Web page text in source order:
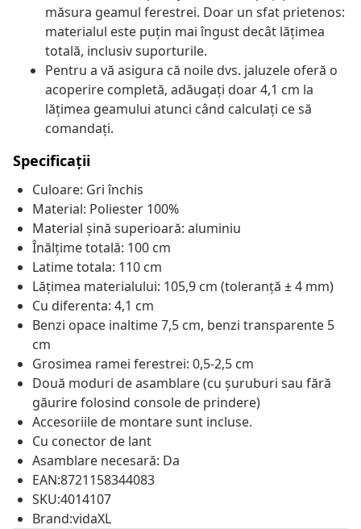
măsura geamul ferestrei. Doar un sfat prietenos:
materialul este puțin mai îngust decât lățimea
totală, inclusiv suporturile.
Pentru a vă asigura că noile dvs. jaluzele oferă o
acoperire completă, adăugați doar 4,1 cm la
lățimea geamului atunci când calculați ce să
comandați.
Specificații
Culoare: Gri închis
Material: Poliester 100%
Material șină superioară: aluminiu
Înălțime totală: 100 cm
Latime totala: 110 cm
Lățimea materialului: 105,9 cm (toleranță ± 4 mm)
Cu diferenta: 4,1 cm
Benzi opace inaltime 7,5 cm, benzi transparente 5
cm
Grosimea ramei ferestrei: 0,5-2,5 cm
Două moduri de asamblare (cu șuruburi sau fără
găurire folosind console de prindere)
Accesoriile de montare sunt incluse.
Cu conector de lant
Asamblare necesară: Da
EAN:8721158344083
SKU:4014107
Brand:vidaXL